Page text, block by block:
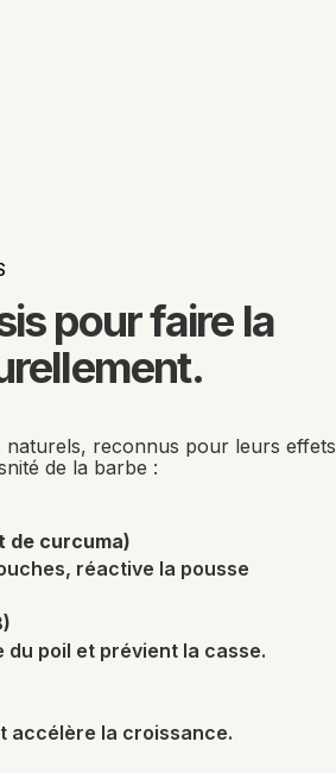
pour faire la
reconnus pour leurs effets
de la barbe :
de curcuma)
accélère la croissance.
réactive la pousse
poil et prévient la casse.